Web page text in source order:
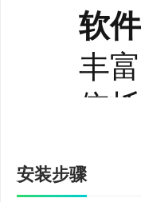
软件
丰富
依托内
养知识
安装步骤